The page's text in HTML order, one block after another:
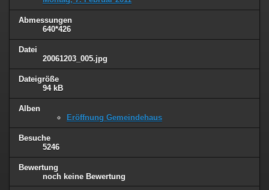
Abmessungen
640*426
Datei
20061203_005.jpg
Dateigröße
94 kB
Alben
Eröffnung Gemeindehaus
Besuche
5246
Bewertung
noch keine Bewertung